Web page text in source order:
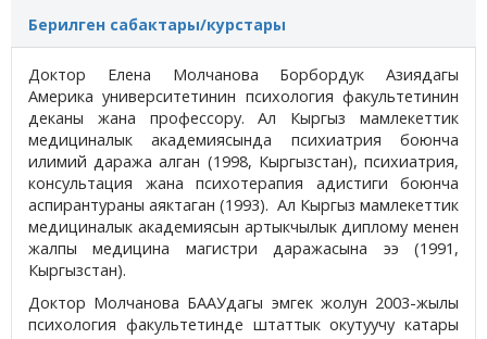
Берилген сабактары/курстары
Доктор Елена Молчанова Борбордук Азиядагы
Америка университетинин психология факультетинин
деканы жана профессору. Ал Кыргыз мамлекеттик
медициналык академиясында психиатрия боюнча
илимий даража алган (1998, Кыргызстан), психиатрия,
консультация жана психотерапия адистиги боюнча
аспирантураны аяктаган (1993). Ал Кыргыз мамлекеттик
медициналык академиясын артыкчылык диплому менен
жалпы медицина магистри даражасына ээ (1991,
Кыргызстан).
Доктор Молчанова БААУдагы эмгек жолун 2003-жылы
психология факультетинде штаттык окутуучу катары